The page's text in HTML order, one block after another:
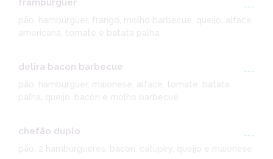
framburguer
---
pão, hambúrguer, frango, molho barbecue, queijo, alface
americana, tomate e batata palha.
delira bacon barbecue
---
pão, hambúrguer, maionese, alface, tomate, batata
palha, queijo, bacon e molho barbecue.
chefão duplo
---
pão, 2 hambúrgueres, bacon, catupiry, queijo e maionese.